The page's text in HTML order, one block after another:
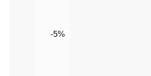
-5%